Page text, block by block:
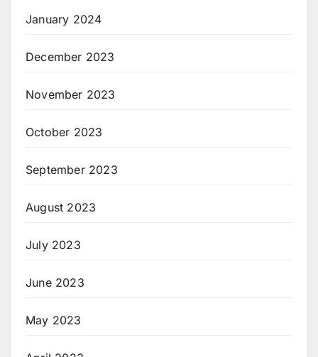
January 2024
December 2023
November 2023
October 2023
September 2023
August 2023
July 2023
June 2023
May 2023